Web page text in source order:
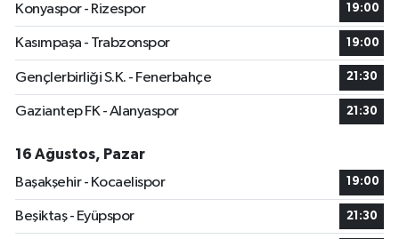
Konyaspor - Rizespor
19:00
Kasımpaşa - Trabzonspor 19:00
Gençlerbirliği S.K. - Fenerbahçe 21:30
Gaziantep FK - Alanyaspor 21:30
16 Ağustos, Pazar
Başakşehir - Kocaelispor
19:00
Beşiktaş - Eyüpspor 21:30